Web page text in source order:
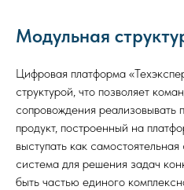
Модульная
Цифровая платформа
структурой, что позволяет
сопровождения реализовывать
продукт, построенный на
выступать как
система для решения задач
быть частью единого